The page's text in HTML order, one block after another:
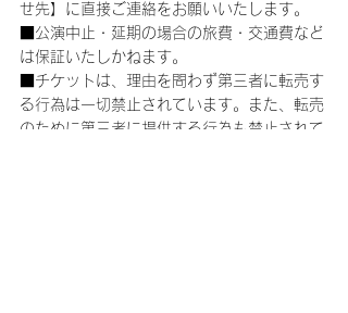
せ先】に直接ご連絡をお願いいたします。
■公演中止・延期の場合の旅費・交通費など
は保証いたしかねます。
■チケットは、理由を問わず第三者に転売す
る行為は一切禁止されています。また、転売
のために第三者に提供する行為も禁止されて